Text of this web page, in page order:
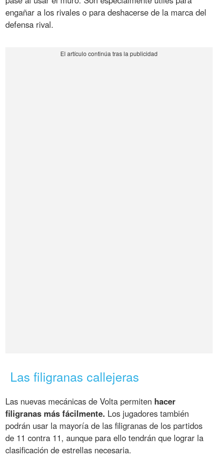
engañar a los rivales o para deshacerse de la marca del
defensa rival.
Las filigranas callejeras
Las nuevas mecánicas de Volta permiten hacer
filigranas más fácilmente. Los jugadores también
podrán usar la mayoría de las filigranas de los partidos
de 11 contra 11, aunque para ello tendrán que lograr la
clasificación de estrellas necesaria.